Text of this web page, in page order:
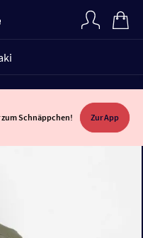
Schnäppchen! Zur App